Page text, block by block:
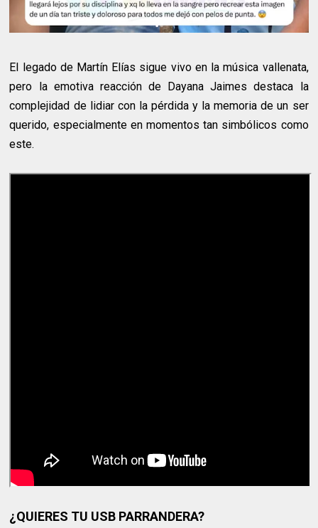
El legado de Martín Elías sigue vivo en la música vallenata,
pero la emotiva reacción de Dayana Jaimes destaca la
complejidad de lidiar con la pérdida y la memoria de un ser
querido, especialmente en momentos tan simbólicos como
este.
¿QUIERES TU USB PARRANDERA?